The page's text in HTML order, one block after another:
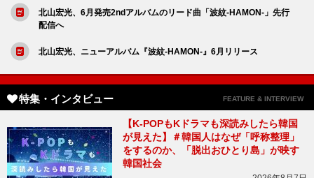
北山宏光、6月発売2ndアルバムのリード曲「波紋-HAMON-」先行
配信へ
北山宏光、ニューアルバム『波紋-HAMON-』6月リリース
特集・インタビュー FEATURE & INTERVIEW
【K-POPもKドラマも深読みしたら韓国
が見えた】＃韓国人はなぜ「呼称整理」
をするのか、「脱出おひとり島」が映す
韓国社会